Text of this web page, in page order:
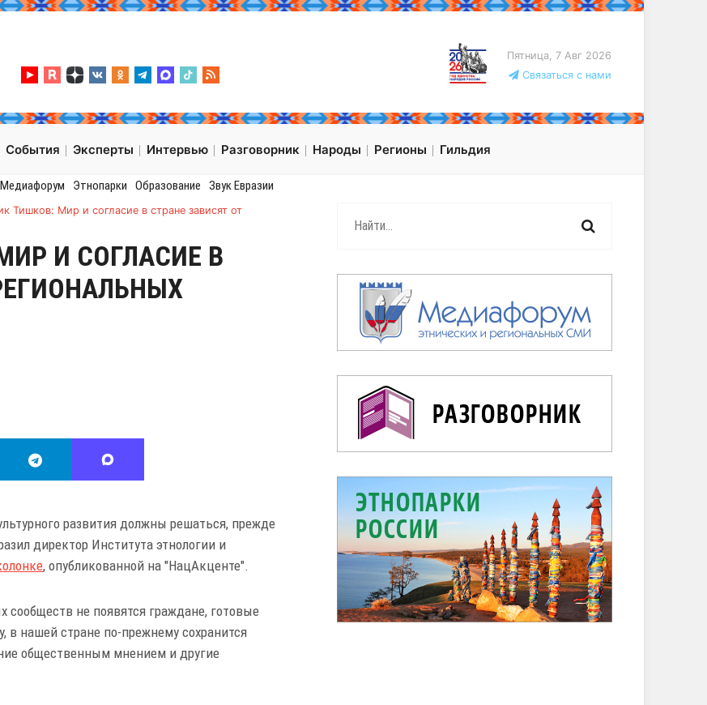
Пятница, 7 Авг 2026
Связаться с нами
События Эксперты Интервью Разговорник Народы Регионы Гильдия
Медиафорум Этнопарки Образование Звук Евразии
Тишков: Мир и согласие в стране зависят от
И СОГЛАСИЕ В
развития должны решаться, прежде
директор Института этнологии и
, опубликованной на "НацАкценте".
сообществ не появятся граждане, готовые
в нашей стране по-прежнему сохранится
общественным мнением и другие